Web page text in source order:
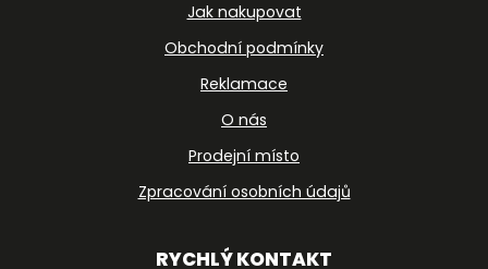
Jak nakupovat
Obchodní podmínky
Reklamace
O nás
Prodejní místo
Zpracování osobních údajů
RYCHLÝ KONTAKT